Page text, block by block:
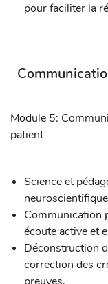
pour faciliter la
Module 5:
patient
Science et
Communication
écoute active et
Déconstruction
correction des